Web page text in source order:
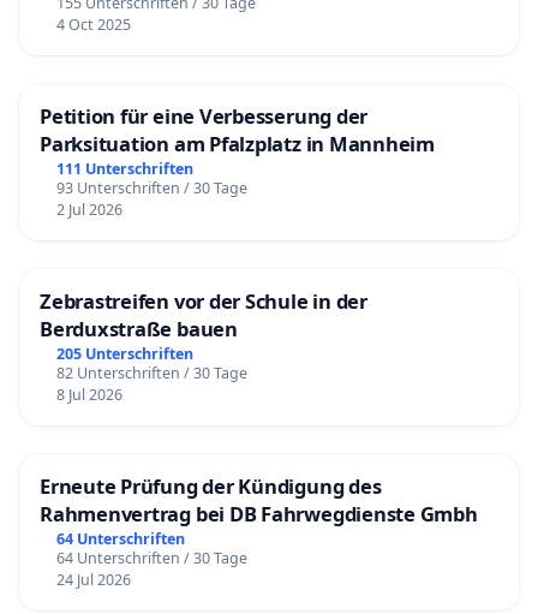
4 Oct 2025
Petition für eine Verbesserung der
Parksituation am Pfalzplatz in Mannheim
111 Unterschriften
93 Unterschriften / 30 Tage
2 Jul 2026
Zebrastreifen vor der Schule in der
Berduxstraße bauen
205 Unterschriften
82 Unterschriften / 30 Tage
8 Jul 2026
Erneute Prüfung der Kündigung des
Rahmenvertrag bei DB Fahrwegdienste Gmbh
64 Unterschriften
64 Unterschriften / 30 Tage
24 Jul 2026